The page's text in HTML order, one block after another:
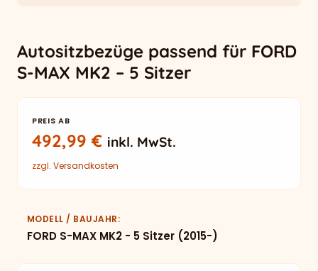
Autositzbezüge passend für FORD
S-MAX MK2 – 5 Sitzer
PREIS AB
492,99€ inkl. MwSt.
zzgl. Versandkosten
MODELL / BAUJAHR
FORD S-MAX MK2 - 5 Sitzer (2015-)